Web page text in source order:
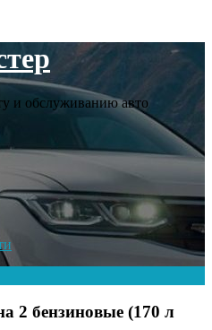
и обслуживанию авто
2 бензиновые (170 л